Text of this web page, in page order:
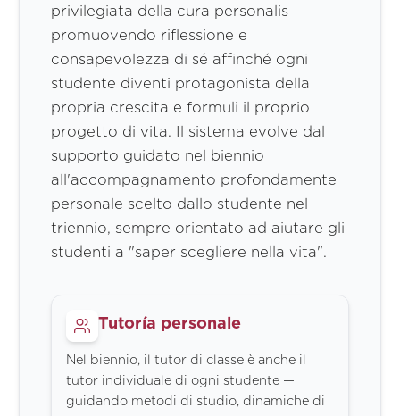
privilegiata della cura personalis —
promuovendo riflessione e
consapevolezza di sé affinché ogni
studente diventi protagonista della
propria crescita e formuli il proprio
progetto di vita. Il sistema evolve dal
supporto guidato nel biennio
all'accompagnamento profondamente
personale scelto dallo studente nel
triennio, sempre orientato ad aiutare gli
studenti a "saper scegliere nella vita".
Tutoría personale
Nel biennio, il tutor di classe è anche il
tutor individuale di ogni studente —
guidando metodi di studio, dinamiche di